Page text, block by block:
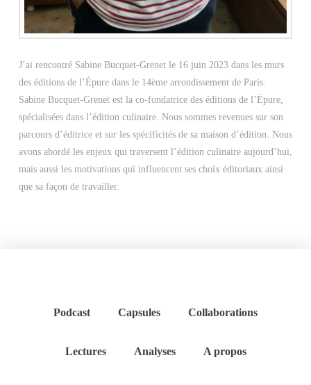
J’ai rencontré Sabine Bucquet-Grenet le 16 juin 2023 dans les murs
des éditions de l’Épure dans le 14ème arrondissement de Paris.
Sabine Bucquet-Grenet est la co-fondatrice des éditions de l’Épure,
spécialisées dans l’édition culinaire. Nous sommes revenues sur son
parcours d’éditrice et sur les spécificités de sa maison d’édition. Nous
avons abordé les enjeux qui traversent l’édition culinaire aujourd’hui,
mais aussi les motivations qui influencent ses choix éditoriaux ainsi
que sa façon de travailler.
Podcast Capsules Collaborations
Lectures Analyses A propos